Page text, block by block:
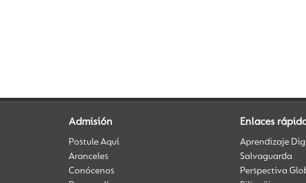
Admisión
Postule Aquí
Aranceles
Conócenos
Enlaces
Aprendizaje
Salvaguarda
Perspectiva